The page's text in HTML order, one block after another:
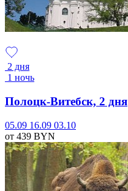
2 дня
1 ночь
Полоцк-Витебск, 2 дня
05.09 16.09 03.10
от 439 BYN